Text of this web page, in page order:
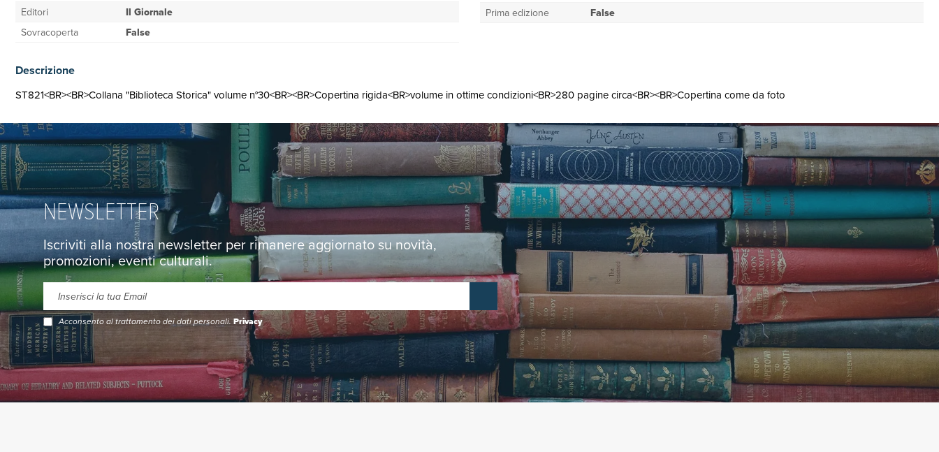
Editori
Il Giornale
Sovracoperta
False
Prima edizione
False
Descrizione
ST821<BR><BR>Collana "Biblioteca Storica" volume n°30<BR><BR>Copertina rigida<BR>volume in ottime condizioni<BR>280 pagine circa<BR><BR>Copertina come da foto
NEWSLETTER
Iscriviti alla nostra newsletter per rimanere aggiornato su novità,
promozioni, eventi culturali.
Acconsento al trattamento dei dati personali.Privacy